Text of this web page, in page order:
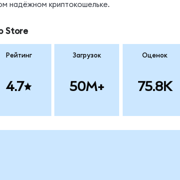
надёжном криптокошельке.
Store
Рейтинг
4.7
Загрузок
50M+
Оценок
75.8K